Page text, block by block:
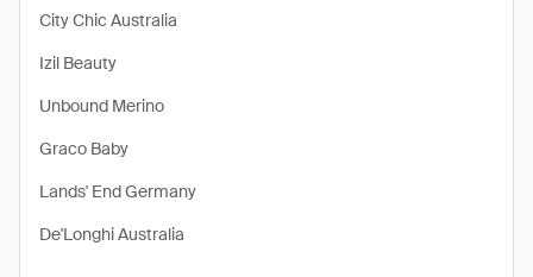
City Chic Australia
Izil Beauty
Unbound Merino
Graco Baby
Lands' End Germany
De'Longhi Australia